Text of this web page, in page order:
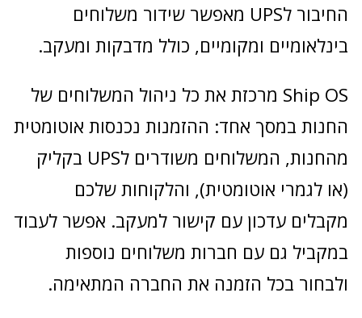
החיבור לUPS מאפשר שידור משלוחים
בינלאומיים ומקומיים, כולל מדבקות ומעקב.
Ship OS מרכזת את כל ניהול המשלוחים של
החנות במסך אחד: ההזמנות נכנסות אוטומטית
מהחנות, המשלוחים משודרים לUPS בקליק
(או לגמרי אוטומטית), והלקוחות שלכם
מקבלים עדכון עם קישור למעקב. אפשר לעבוד
במקביל גם עם חברות משלוחים נוספות
ולבחור בכל הזמנה את החברה המתאימה.